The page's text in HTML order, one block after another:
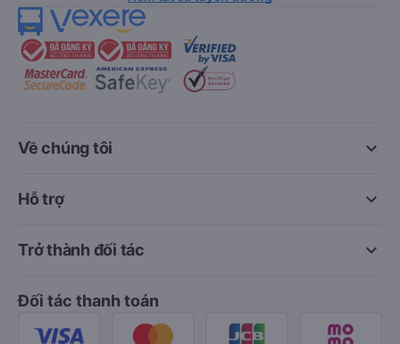
keyboard_arrow_down
Về chúng tôi
keyboard_arrow_down
Hỗ trợ
keyboard_arrow_down
Trở thành đối tác
Đối tác thanh toán